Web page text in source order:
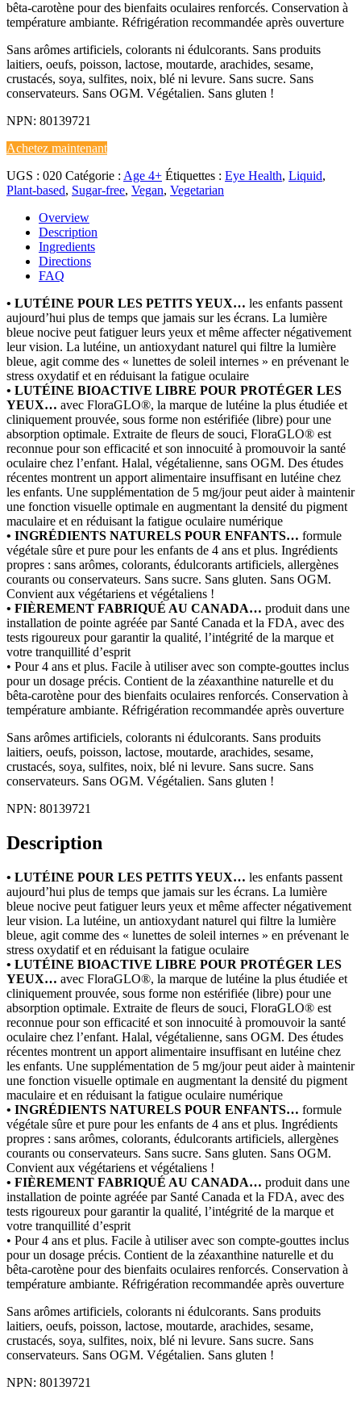
bêta-carotène pour des bienfaits oculaires renforcés. Conservation à
température ambiante. Réfrigération recommandée après ouverture
Sans arômes artificiels, colorants ni édulcorants. Sans produits
laitiers, oeufs, poisson, lactose, moutarde, arachides, sesame,
crustacés, soya, sulfites, noix, blé ni levure. Sans sucre. Sans
conservateurs. Sans OGM. Végétalien. Sans gluten !
NPN: 80139721
Achetez maintenant
UGS : 020 Catégorie : Age 4+ Étiquettes : Eye Health, Liquid,
Plant-based, Sugar-free, Vegan, Vegetarian
Overview
Description
Ingredients
Directions
FAQ
• LUTÉINE POUR LES PETITS YEUX… les enfants passent
aujourd’hui plus de temps que jamais sur les écrans. La lumière
bleue nocive peut fatiguer leurs yeux et même affecter négativement
leur vision. La lutéine, un antioxydant naturel qui filtre la lumière
bleue, agit comme des « lunettes de soleil internes » en prévenant le
stress oxydatif et en réduisant la fatigue oculaire
• LUTÉINE BIOACTIVE LIBRE POUR PROTÉGER LES
YEUX… avec FloraGLO®, la marque de lutéine la plus étudiée et
cliniquement prouvée, sous forme non estérifiée (libre) pour une
absorption optimale. Extraite de fleurs de souci, FloraGLO® est
reconnue pour son efficacité et son innocuité à promouvoir la santé
oculaire chez l’enfant. Halal, végétalienne, sans OGM. Des études
récentes montrent un apport alimentaire insuffisant en lutéine chez
les enfants. Une supplémentation de 5 mg/jour peut aider à maintenir
une fonction visuelle optimale en augmentant la densité du pigment
maculaire et en réduisant la fatigue oculaire numérique
• INGRÉDIENTS NATURELS POUR ENFANTS… formule
végétale sûre et pure pour les enfants de 4 ans et plus. Ingrédients
propres : sans arômes, colorants, édulcorants artificiels, allergènes
courants ou conservateurs. Sans sucre. Sans gluten. Sans OGM.
Convient aux végétariens et végétaliens !
• FIÈREMENT FABRIQUÉ AU CANADA… produit dans une
installation de pointe agréée par Santé Canada et la FDA, avec des
tests rigoureux pour garantir la qualité, l’intégrité de la marque et
votre tranquillité d’esprit
• Pour 4 ans et plus. Facile à utiliser avec son compte-gouttes inclus
pour un dosage précis. Contient de la zéaxanthine naturelle et du
bêta-carotène pour des bienfaits oculaires renforcés. Conservation à
température ambiante. Réfrigération recommandée après ouverture
Sans arômes artificiels, colorants ni édulcorants. Sans produits
laitiers, oeufs, poisson, lactose, moutarde, arachides, sesame,
crustacés, soya, sulfites, noix, blé ni levure. Sans sucre. Sans
conservateurs. Sans OGM. Végétalien. Sans gluten !
NPN: 80139721
Description
• LUTÉINE POUR LES PETITS YEUX… les enfants passent
aujourd’hui plus de temps que jamais sur les écrans. La lumière
bleue nocive peut fatiguer leurs yeux et même affecter négativement
leur vision. La lutéine, un antioxydant naturel qui filtre la lumière
bleue, agit comme des « lunettes de soleil internes » en prévenant le
stress oxydatif et en réduisant la fatigue oculaire
• LUTÉINE BIOACTIVE LIBRE POUR PROTÉGER LES
YEUX… avec FloraGLO®, la marque de lutéine la plus étudiée et
cliniquement prouvée, sous forme non estérifiée (libre) pour une
absorption optimale. Extraite de fleurs de souci, FloraGLO® est
reconnue pour son efficacité et son innocuité à promouvoir la santé
oculaire chez l’enfant. Halal, végétalienne, sans OGM. Des études
récentes montrent un apport alimentaire insuffisant en lutéine chez
les enfants. Une supplémentation de 5 mg/jour peut aider à maintenir
une fonction visuelle optimale en augmentant la densité du pigment
maculaire et en réduisant la fatigue oculaire numérique
• INGRÉDIENTS NATURELS POUR ENFANTS… formule
végétale sûre et pure pour les enfants de 4 ans et plus. Ingrédients
propres : sans arômes, colorants, édulcorants artificiels, allergènes
courants ou conservateurs. Sans sucre. Sans gluten. Sans OGM.
Convient aux végétariens et végétaliens !
• FIÈREMENT FABRIQUÉ AU CANADA… produit dans une
installation de pointe agréée par Santé Canada et la FDA, avec des
tests rigoureux pour garantir la qualité, l’intégrité de la marque et
votre tranquillité d’esprit
• Pour 4 ans et plus. Facile à utiliser avec son compte-gouttes inclus
pour un dosage précis. Contient de la zéaxanthine naturelle et du
bêta-carotène pour des bienfaits oculaires renforcés. Conservation à
température ambiante. Réfrigération recommandée après ouverture
Sans arômes artificiels, colorants ni édulcorants. Sans produits
laitiers, oeufs, poisson, lactose, moutarde, arachides, sesame,
crustacés, soya, sulfites, noix, blé ni levure. Sans sucre. Sans
conservateurs. Sans OGM. Végétalien. Sans gluten !
NPN: 80139721